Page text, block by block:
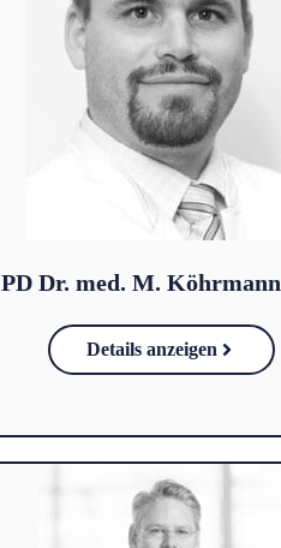
PD Dr. med. M. Köhrmann
Details anzeigen